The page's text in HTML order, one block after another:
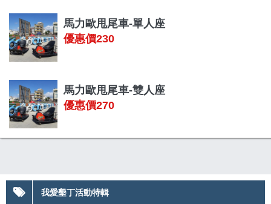
馬力歐甩尾車-單人座
優惠價230
馬力歐甩尾車-雙人座
優惠價270
我愛墾丁活動特輯